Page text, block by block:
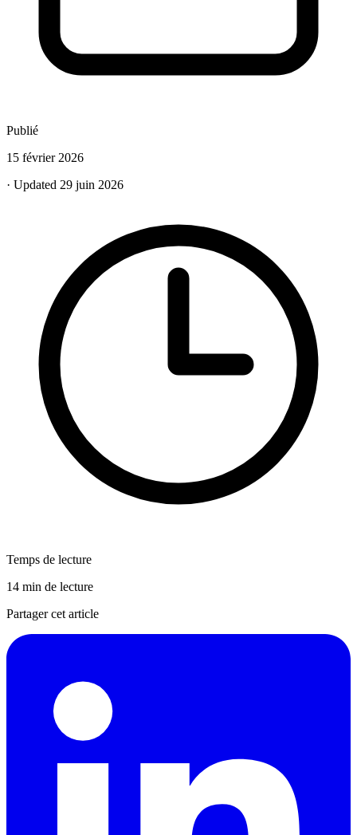
Publié
15 février 2026
· Updated 29 juin 2026
Temps de lecture
14 min de lecture
Partager cet article